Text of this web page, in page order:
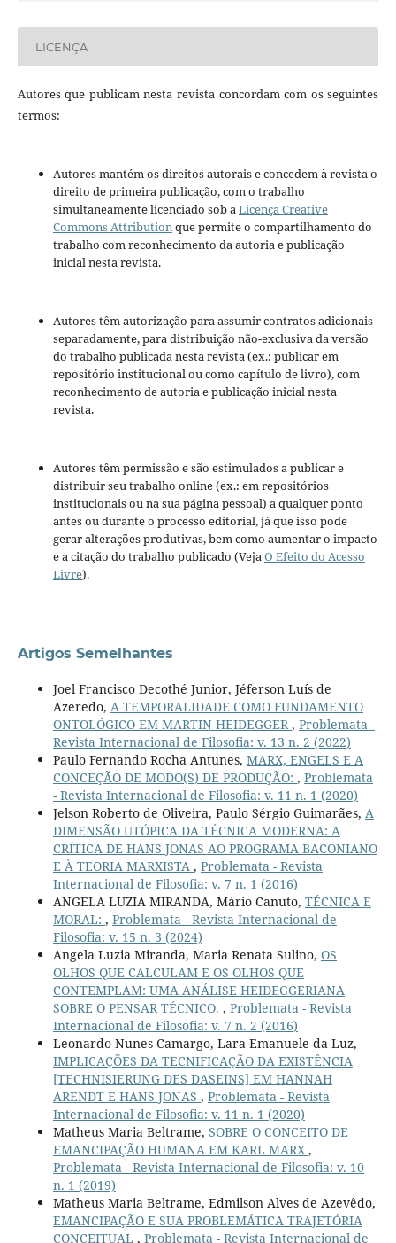
LICENÇA
Autores que publicam nesta revista concordam com os seguintes
termos:
Autores mantém os direitos autorais e concedem à revista o
direito de primeira publicação, com o trabalho
simultaneamente licenciado sob aLicença Creative
Commons Attributionque permite o compartilhamento do
trabalho com reconhecimento da autoria e publicação
inicial nesta revista.
Autores têm autorização para assumir contratos adicionais
separadamente, para distribuição não-exclusiva da versão
do trabalho publicada nesta revista (ex.: publicar em
repositório institucional ou como capítulo de livro), com
reconhecimento de autoria e publicação inicial nesta
revista.
Autores têm permissão e são estimulados a publicar e
distribuir seu trabalho online (ex.: em repositórios
institucionais ou na sua página pessoal) a qualquer ponto
antes ou durante o processo editorial, já que isso pode
gerar alterações produtivas, bem como aumentar o impacto
e a citação do trabalho publicado (VejaO Efeito do Acesso
Livre).
Artigos Semelhantes
Joel Francisco Decothé Junior, Jéferson Luís de
Azeredo, A TEMPORALIDADE COMO FUNDAMENTO
ONTOLÓGICO EM MARTIN HEIDEGGER, Problemata -
Revista Internacional de Filosofia: v. 13 n. 2 (2022)
Paulo Fernando Rocha Antunes, MARX, ENGELS E A
CONCEÇÃO DE MODO(S) DE PRODUÇÃO: , Problemata
- Revista Internacional de Filosofia: v. 11 n. 1 (2020)
Jelson Roberto de Oliveira, Paulo Sérgio Guimarães, A
DIMENSÃO UTÓPICA DA TÉCNICA MODERNA: A
CRÍTICA DE HANS JONAS AO PROGRAMA BACONIANO
E À TEORIA MARXISTA , Problemata - Revista
Internacional de Filosofia: v. 7 n. 1 (2016)
ANGELA LUZIA MIRANDA, Mário Canuto, TÉCNICA E
MORAL: , Problemata - Revista Internacional de
Filosofia: v. 15 n. 3 (2024)
Angela Luzia Miranda, Maria Renata Sulino, OS
OLHOS QUE CALCULAM E OS OLHOS QUE
CONTEMPLAM: UMA ANÁLISE HEIDEGGERIANA
SOBRE O PENSAR TÉCNICO. , Problemata - Revista
Internacional de Filosofia: v. 7 n. 2 (2016)
Leonardo Nunes Camargo, Lara Emanuele da Luz,
IMPLICAÇÕES DA TECNIFICAÇÃO DA EXISTÊNCIA
[TECHNISIERUNG DES DASEINS] EM HANNAH
ARENDT E HANS JONAS , Problemata - Revista
Internacional de Filosofia: v. 11 n. 1 (2020)
Matheus Maria Beltrame, SOBRE O CONCEITO DE
EMANCIPAÇÃO HUMANA EM KARL MARX ,
Problemata - Revista Internacional de Filosofia: v. 10
n. 1 (2019)
Matheus Maria Beltrame, Edmilson Alves de Azevêdo,
EMANCIPAÇÃO E SUA PROBLEMÁTICA TRAJETÓRIA
CONCEITUAL , Problemata - Revista Internacional de